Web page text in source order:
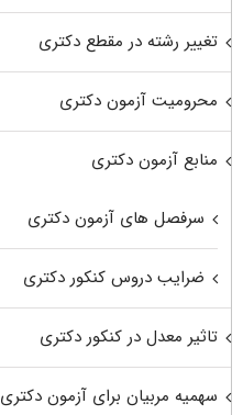
تغییر رشته در مقطع دکتری
محرومیت آزمون دکتری
منابع آزمون دکتری
سرفصل های آزمون دکتری
ضرایب دروس کنکور دکتری
تاثیر معدل در کنکور دکتری
سهمیه مربیان برای آزمون دکتری